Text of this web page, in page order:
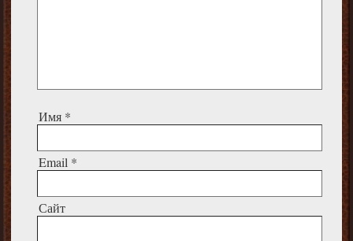
Имя *
Email *
Сайт